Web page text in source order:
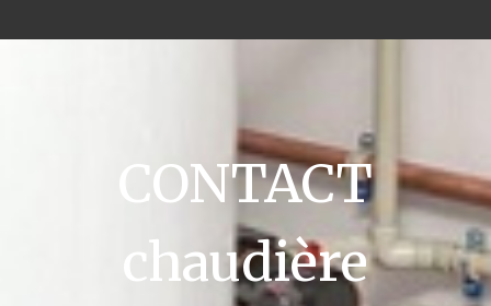
CONTACT
chaudière